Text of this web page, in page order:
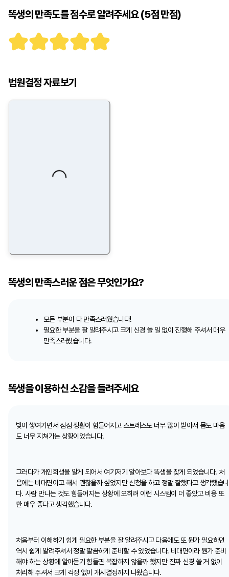
똑생의 만족도를 점수로 알려주세요 (5점 만점)
법원결정 자료보기
똑생의 만족스러운 점은 무엇인가요?
모든 부분이 다 만족스러웠습니다!
필요한 부분을 잘 알려주시고 크게 신경 쓸 일 없이 진행해 주셔서 매우
만족스러웠습니다.
똑생을 이용하신 소감을 들려주세요
빚이 쌓여가면서 점점 생활이 힘들어지고 스트레스도 너무 많이 받아서 몸도 마음
도 너무 지쳐가는 상황이었습니다.
그러다가 개인회생을 알게 되어서 여기저기 알아보다 똑생을 찾게 되었습니다. 처
음에는 비대면이고 해서 괜찮을까 싶었지만 신청을 하고 정말 잘했다고 생각했습니
다. 사람 만나는 것도 힘들어지는 상황에 오히려 이런 시스템이 더 좋았고 비용 또
한 매우 좋다고 생각했습니다.
처음부터 이해하기 쉽게 필요한 부분을 잘 알려주시고 다음에도 또 뭔가 필요하면
역시 쉽게 알려주셔서 정말 깔끔하게 준비할 수 있었습니다. 비대면이라 뭔가 준비
해야 하는 상황에 알아듣기 힘들면 복잡하지 않을까 했지만 진짜 신경 쓸 거 없이
처리해 주셔서 크게 걱정 없이 개시결정까지 나왔습니다.